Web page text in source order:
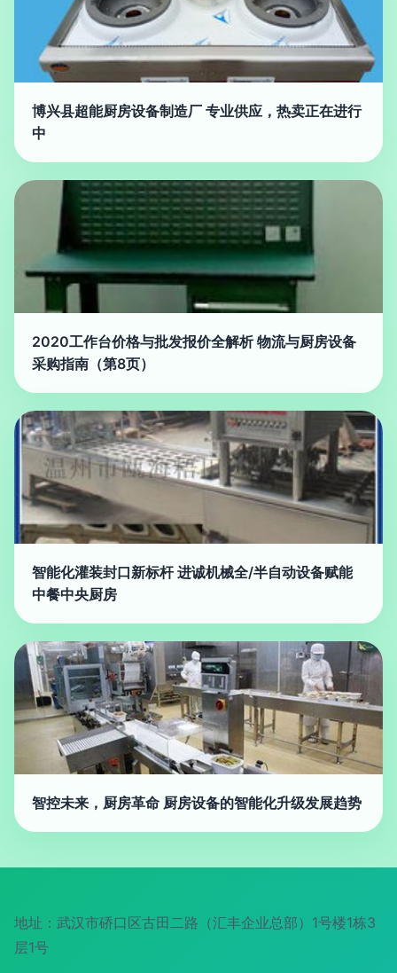
博兴县超能厨房设备制造厂 专业供应，热卖正在进行
中
2020工作台价格与批发报价全解析 物流与厨房设备
采购指南（第8页）
智能化灌装封口新标杆 进诚机械全/半自动设备赋能
中餐中央厨房
智控未来，厨房革命 厨房设备的智能化升级发展趋势
地址：武汉市硚口区古田二路（汇丰企业总部）1号楼1栋3
层1号